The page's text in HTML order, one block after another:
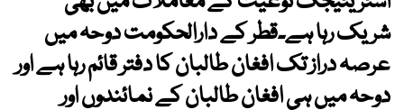
شریک رہا ہے۔قطر کے دارالحکومت دوحہ میں
عرصہ دراز تک افغان طالبان کا دفتر قائم رہا ہے اور
دوحہ میں ہی افغان طالبان کے نمائندوں اور